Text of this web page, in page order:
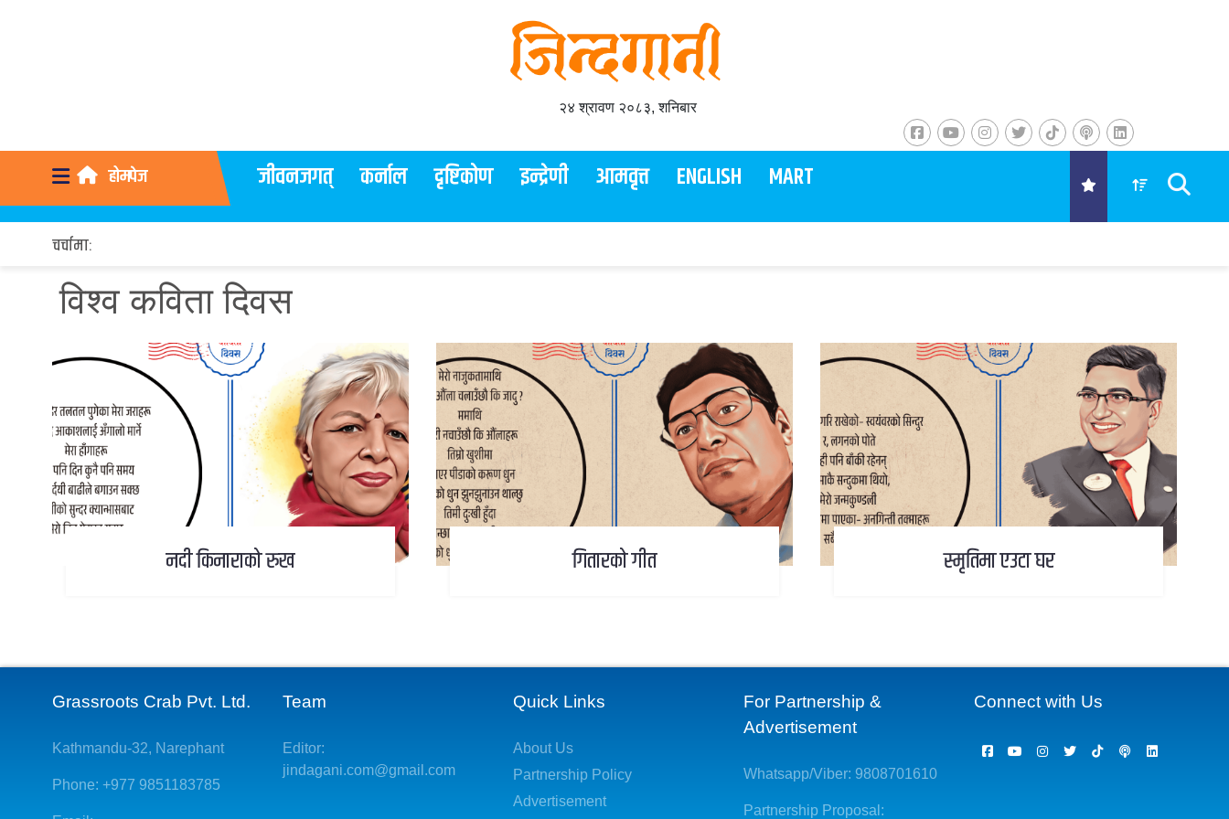
२४ श्रावण २०८३, शनिबार
होमपेज जीवनजगत् कर्नाल दृष्टिकोण इन्द्रेणी आमवृत्त ENGLISH MART
चर्चामा:
विश्व कविता दिवस
नदी किनाराको रुख गितारको गीत स्मृतिमा एउटा घर
Grassroots Crab Pvt. Ltd.
Kathmandu-32, Narephant
Phone: +977 9851183785
Team
Editor:
jindagani.com@gmail.com
Quick Links
About Us
Partnership Policy
Advertisement
For Partnership &
Advertisement
Whatsapp/Viber: 9808701610
Partnership Proposal:
Connect with Us